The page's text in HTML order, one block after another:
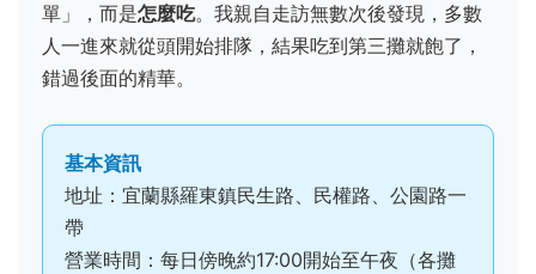
單」，而是怎麼吃。我親自走訪無數次後發現，多數
人一進來就從頭開始排隊，結果吃到第三攤就飽了，
錯過後面的精華。
基本資訊
地址：宜蘭縣羅東鎮民生路、民權路、公園路一
帶
營業時間：每日傍晚約17:00開始至午夜（各攤